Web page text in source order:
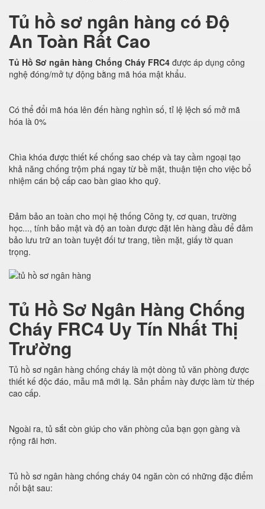
Tủ hồ sơ ngân hàng có Độ
An Toàn Rất Cao
Tủ Hồ Sơ ngân hàng Chống Cháy FRC4 được áp dụng công
nghệ đóng/mở tự động bằng mã hóa mật khẩu.
Có thể đổi mã hóa lên đến hàng nghìn số, tỉ lệ lệch số mở mã
hóa là 0%
Chìa khóa được thiết kế chống sao chép và tay cầm ngoại tạo
khả năng chống trộm phá ngay từ bề mặt, thuận tiện cho việc bổ
nhiệm cán bộ cấp cao bàn giao kho quỹ.
Đảm bảo an toàn cho mọi hệ thống Công ty, cơ quan, trường
học..., tính bảo mật và độ an toàn được đặt lên hàng đầu để đảm
bảo lưu trữ an toàn tuyệt đối tư trang, tiền mặt, giấy tờ quan
trọng.
Tủ Hồ Sơ Ngân Hàng Chống
Cháy FRC4 Uy Tín Nhất Thị
Trường
Tủ hồ sơ ngân hàng chống cháy là một dòng tủ văn phòng được
thiết kế độc đáo, mẫu mã mới lạ. Sản phẩm này được làm từ thép
cao cấp.
Ngoài ra, tủ sắt còn giúp cho văn phòng của bạn gọn gàng và
rộng rãi hơn.
Tủ hồ sơ ngân hàng chống cháy 04 ngăn còn có những đặc điểm
nổi bật sau: